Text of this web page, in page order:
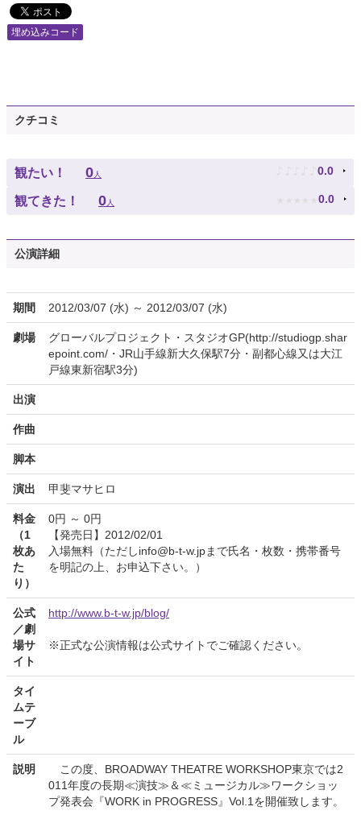
埋め込みコード
クチコミ
観たい！ 0人 ♪ ♪ ♪ ♪ ♪ 0.0
観てきた！ 0人 ★ ★ ★ ★ ★ 0.0
公演詳細
期間 2012/03/07 (水) ～ 2012/03/07 (水)
劇場
グローバルプロジェクト・スタジオGP(http://studiogp.shar
epoint.com/・JR山手線新大久保駅7分・副都心線又は大江
戸線東新宿駅3分)
出演
作曲
脚本
演出 甲斐マサヒロ
料金
（1
枚あ
た
り）
0円 ～ 0円
【発売日】2012/02/01
入場無料（ただしinfo@b-t-w.jpまで氏名・枚数・携帯番号
を明記の上、お申込下さい。）
公式
／劇
場サ
イト
http://www.b-t-w.jp/blog/
※正式な公演情報は公式サイトでご確認ください。
タイ
ムテ
ーブ
ル
説明
この度、BROADWAY THEATRE WORKSHOP東京では2
011年度の長期≪演技≫＆≪ミュージカル≫ワークショッ
プ発表会『WORK in PROGRESS』Vol.1を開催致します。